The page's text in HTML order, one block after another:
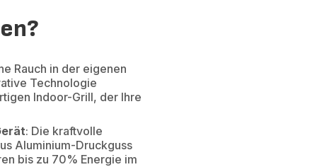
Rauch in der eigenen
Technologie
Indoor-Grill, der Ihre
: Die kraftvolle
Aluminium-Druckguss
bis zu 70% Energie im